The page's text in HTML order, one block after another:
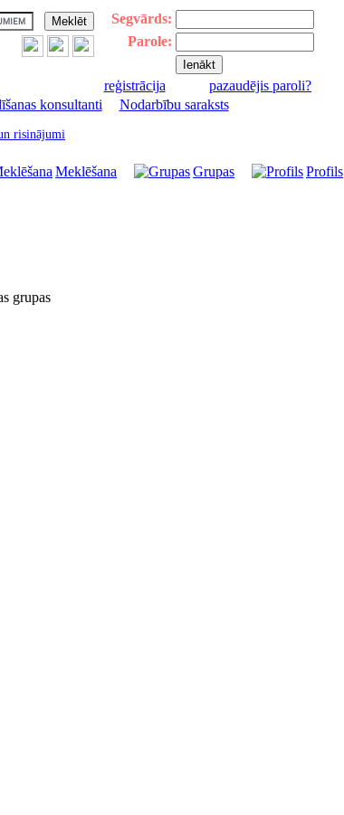
Segvārds:
Parole:
reģistrācija
pazaudējis paroli?
konsultanti Nodarbību saraksts
risinājumi
Meklēšana Grupas Profils
grupas